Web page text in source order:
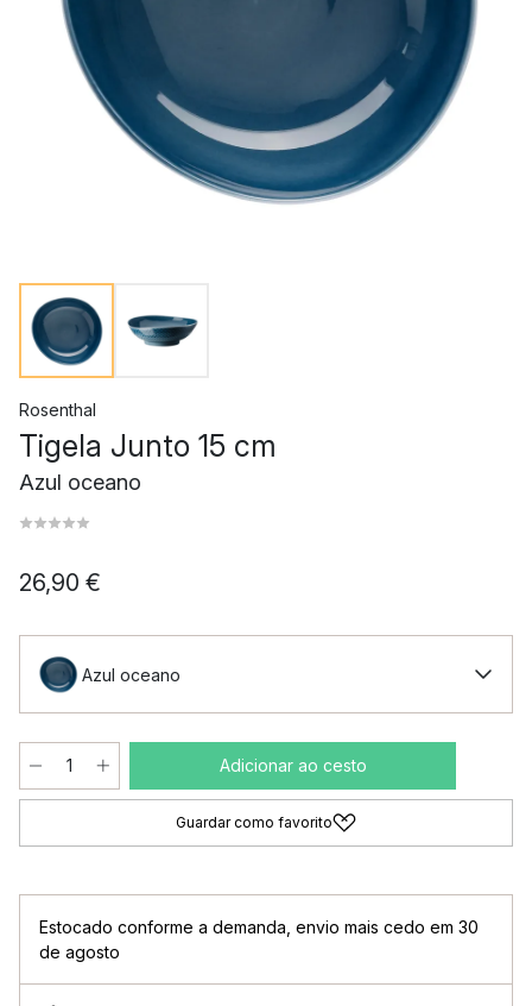
Rosenthal
Tigela Junto 15 cm
Azul oceano
26,90 €
Azul oceano
Adicionar ao cesto
Guardar como favorito
Estocado conforme a demanda envio mais cedo em 30
de agosto